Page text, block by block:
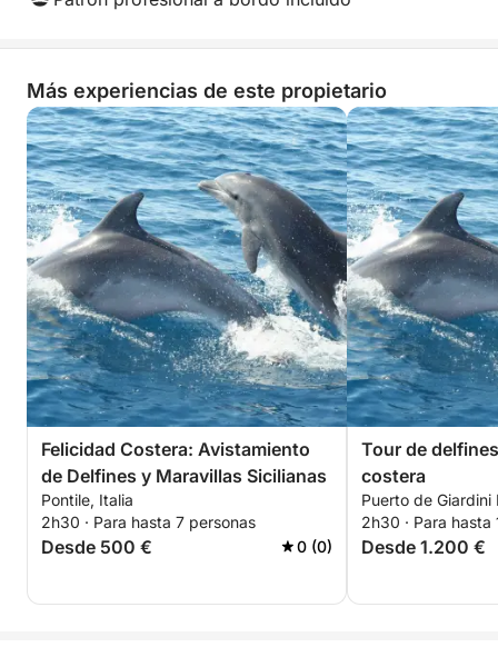
Más experiencias de este propietario
Felicidad Costera: Avistamiento
de Delfines y Maravillas Sicilianas
Pontile, Italia
2h30 · Para hasta 7 personas
Desde 500 € 0 (0)
Tour de
costera
Puerto de
2h30 · Para hasta
Desde 1.200 €